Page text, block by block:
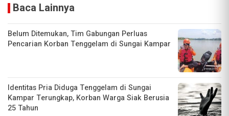
Baca Lainnya
Belum Ditemukan, Tim Gabungan Perluas
Pencarian Korban Tenggelam di Sungai Kampar
Identitas Pria Diduga Tenggelam di Sungai
Kampar Terungkap, Korban Warga Siak Berusia
25 Tahun